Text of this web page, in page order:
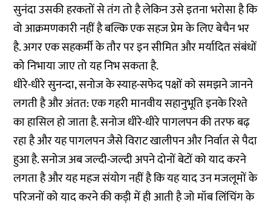
सुनंदा उसकी हरकतों से तंग तो है लेकिन उसे इतना भरोसा है कि
वो आक्रमणकारी नहीं है बल्कि एक सहज प्रेम के लिए बेचैन भर
है. अगर एक सहकर्मी के तौर पर इन सीमित और मर्यादित संबंधों
को निभाया जाए तो यह निभ सकता है.
धीरे-धीरे सुनन्दा, सनोज के स्याह-सफेद पक्षों को समझने जानने
लगती है और अंतत: एक गहरी मानवीय सहानुभूति इनके रिश्ते
का हासिल हो जाता है. सनोज धीरे-धीरे पागलपन की तरफ बढ़
रहा है और यह पागलपन जैसे विराट खालीपन और निर्वात से पैदा
हुआ है. सनोज अब जल्दी-जल्दी अपने दोनों बेटों को याद करने
लगता है और यह महज संयोग नहीं है कि यह याद उन मजलूमों के
परिजनों को याद करने की कड़ी में ही आती है जो मॉब लिंचिंग के